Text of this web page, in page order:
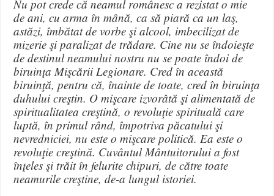
Nu pot crede că neamul românesc a rezistat o mie
de ani, cu arma în mână, ca să piară ca un laş,
astăzi, îmbătat de vorbe şi alcool, imbecilizat de
mizerie şi paralizat de trădare. Cine nu se îndoieşte
de destinul neamului nostru nu se poate îndoi de
biruinţa Mişcării Legionare. Cred în această
biruinţă, pentru că, înainte de toate, cred în biruinţa
duhului creştin. O mişcare izvorâtă şi alimentată de
spiritualitatea creştină, o revoluţie spirituală care
luptă, în primul rând, împotriva păcatului şi
nevredniciei, nu este o mişcare politică. Ea este o
revoluţie creştină. Cuvântul Mântuitorului a fost
înţeles şi trăit în felurite chipuri, de către toate
neamurile creştine, de-a lungul istoriei.